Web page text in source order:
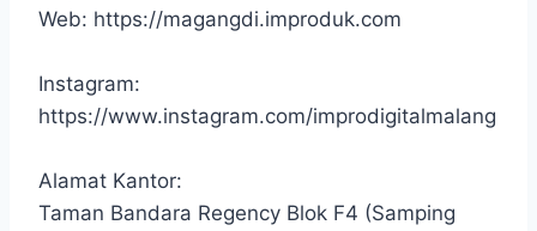
Web: https://magangdi.improduk.com
Instagram:
https://www.instagram.com/improdigitalmalang
Alamat Kantor:
Taman Bandara Regency Blok F4 (Samping